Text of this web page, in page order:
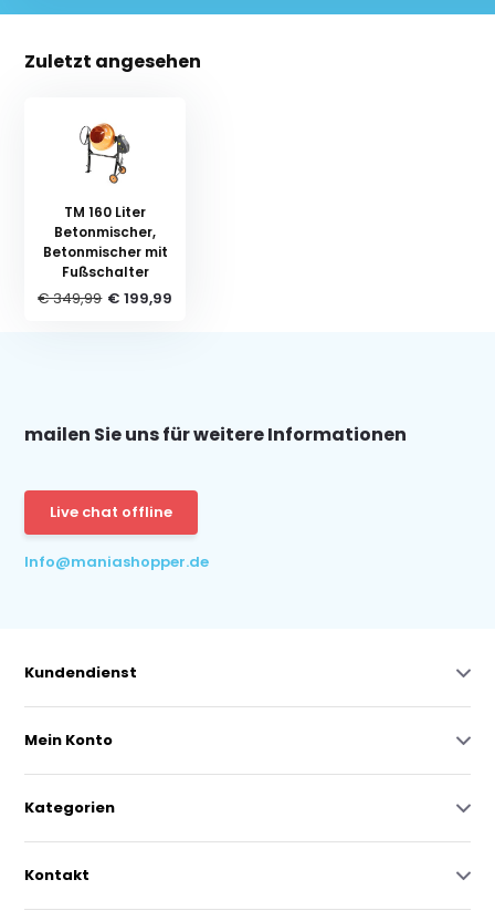
Zuletzt angesehen
TM 160 Liter
Betonmischer,
Betonmischer mit
Fußschalter
€ 349,99 € 199,99
mailen Sie uns für weitere Informationen
Live chat offline
Info@maniashopper.de
Kundendienst
Mein Konto
Kategorien
Kontakt